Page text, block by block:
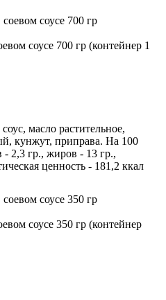
соусе 700 гр (контейнер 1
масло растительное,
кунжут, приправа. На 100
- 2,3 гр., жиров - 13 гр.,
ценность - 181,2 ккал
соусе 350 гр (контейнер